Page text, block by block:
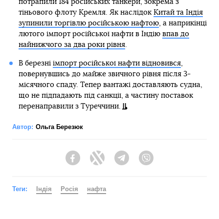
потрапили 184 російських танкери, зокрема з
тіньового флоту Кремля. Як наслідок Китай та Індія
зупинили торгівлю російською нафтою, а наприкінці
лютого імпорт російської нафти в Індію впав до
найнижчого за два роки рівня.
В березні імпорт російської нафти відновився,
повернувшись до майже звичного рівня після 3-
місячного спаду. Тепер вантажі доставляють судна,
що не підпадають під санкції, а частину поставок
перенаправили з Туреччини.
Автор: Ольга Березюк
FacebookTwitter Telegram
Теги: Індія Росія нафта